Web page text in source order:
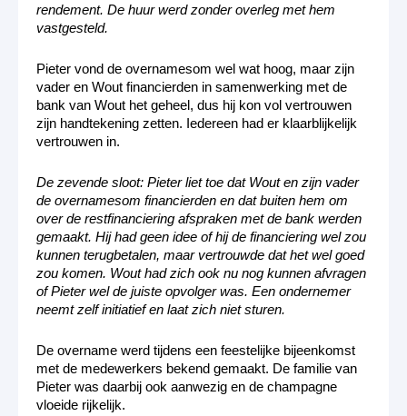
rendement. De huur werd zonder overleg met hem
vastgesteld.
Pieter vond de overnamesom wel wat hoog, maar zijn
vader en Wout financierden in samenwerking met de
bank van Wout het geheel, dus hij kon vol vertrouwen
zijn handtekening zetten. Iedereen had er klaarblijkelijk
vertrouwen in.
De zevende sloot: Pieter liet toe dat Wout en zijn vader
de overnamesom financierden en dat buiten hem om
over de restfinanciering afspraken met de bank werden
gemaakt. Hij had geen idee of hij de financiering wel zou
kunnen terugbetalen, maar vertrouwde dat het wel goed
zou komen. Wout had zich ook nu nog kunnen afvragen
of Pieter wel de juiste opvolger was. Een ondernemer
neemt zelf initiatief en laat zich niet sturen.
De overname werd tijdens een feestelijke bijeenkomst
met de medewerkers bekend gemaakt. De familie van
Pieter was daarbij ook aanwezig en de champagne
vloeide rijkelijk.